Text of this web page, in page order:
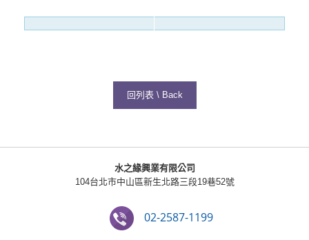
回列表 \ Back
水之緣興業有限公司
104台北市中山區新生北路三段19巷52號
02-2587-1199